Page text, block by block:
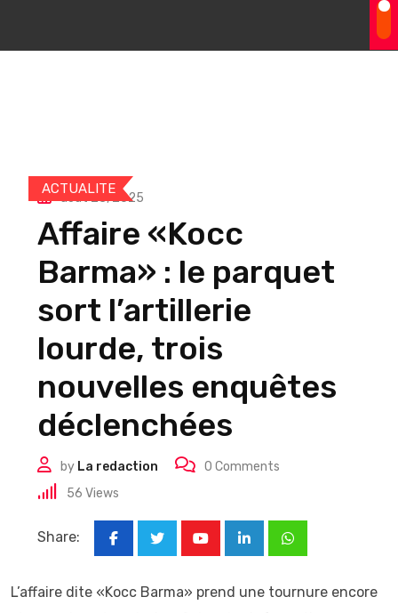
ACTUALITE
août 23, 2025
Affaire «Kocc
Barma» : le parquet
sort l’artillerie
lourde, trois
nouvelles enquêtes
déclenchées
by La redaction 0 Comments
56 Views
Share:
LinkedInWhatsapp
L’affaire dite «Kocc Barma» prend une tournure encore